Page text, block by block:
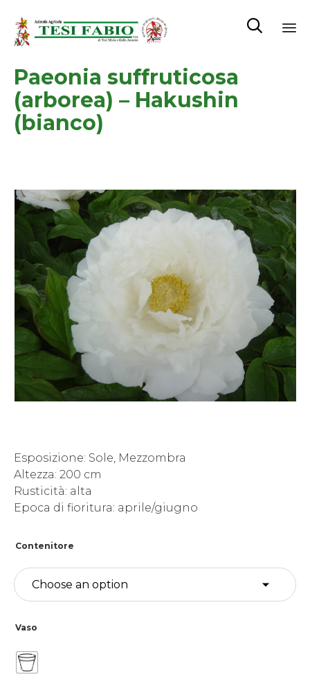

Paeonia suffruticosa
(arborea) – Hakushin
(bianco)
Esposizione: Sole, Mezzombra
Altezza: 200 cm
Rusticità: alta
Epoca di fioritura: aprile/giugno
Contenitore
Vaso